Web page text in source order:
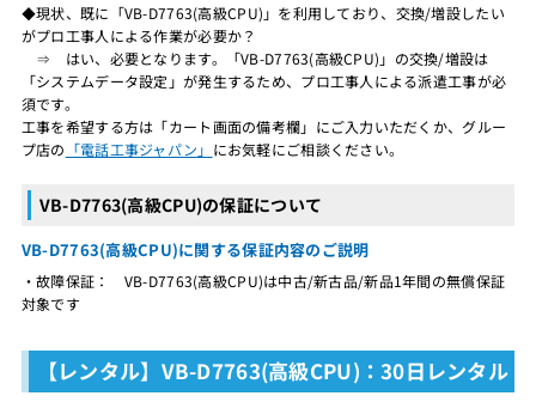
◆現状、既に「VB-D7763(高級CPU)」を利用しており、交換/増設したい
がプロ工事人による作業が必要か？
⇒ はい、必要となります。「VB-D7763(高級CPU)」の交換/増設は
「システムデータ設定」が発生するため、プロ工事人による派遣工事が必
須です。
工事を希望する方は「カート画面の備考欄」にご入力いただくか、グルー
プ店の 「電話工事ジャパン」 にお気軽にご相談ください。
VB-D7763(高級CPU)の保証について
VB-D7763(高級CPU)に関する保証内容のご説明
・故障保証： VB-D7763(高級CPU)は中古/新古品/新品1年間の無償保証
対象です
【レンタル】VB-D7763(高級CPU)：30日レンタル